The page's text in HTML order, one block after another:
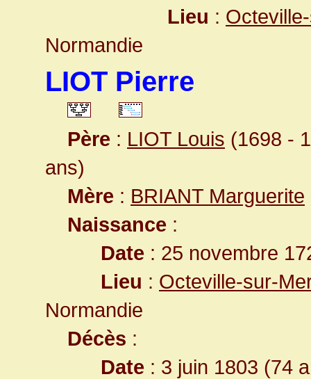
Lieu :
Normandie
LIOT Pierre
Père : LIOT Louis (1698 -
ans)
Mère : BRIANT Marguerite
Naissance :
Date : 25 novembre
Lieu : Octeville-sur-
Normandie
Décès :
Date : 3 juin 1803 (74